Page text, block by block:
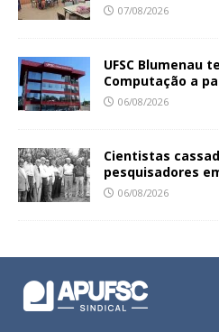
07/08/2026
UFSC Blumenau
Computação a
06/08/2026
Cientistas
pesquisadores
06/08/2026